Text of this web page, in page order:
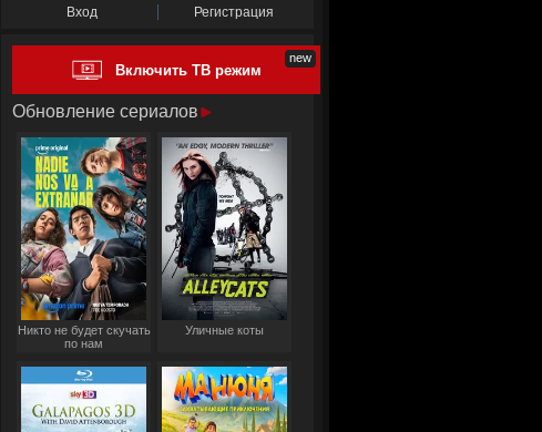
Вход Регистрация
Включить ТВ режим
Обновление сериалов
Никто не будет скучать
по нам
Уличные коты